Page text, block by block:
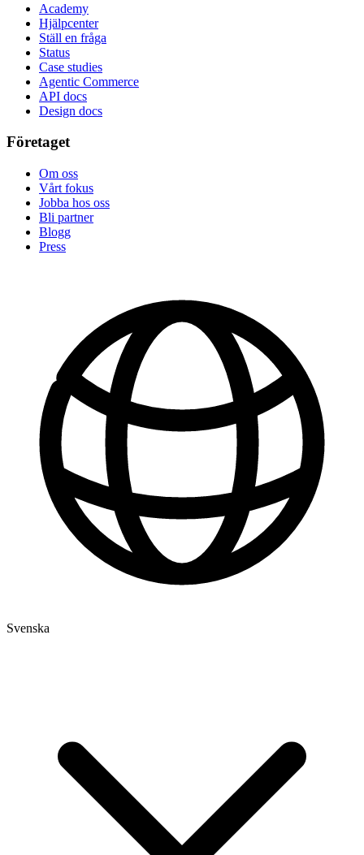
Academy
Hjälpcenter
Ställ en fråga
Status
Case studies
Agentic Commerce
API docs
Design docs
Företaget
Om oss
Vårt fokus
Jobba hos oss
Bli partner
Blogg
Press
Svenska